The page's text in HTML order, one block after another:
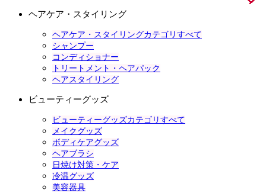
ヘアケア・スタイリング
ヘアケア・スタイリングカテゴリすべて
シャンプー
コンディショナー
トリートメント・ヘアパック
ヘアスタイリング
ビューティーグッズ
ビューティーグッズカテゴリすべて
メイクグッズ
ボディケアグッズ
ヘアブラシ
日焼け対策・ケア
冷温グッズ
美容器具